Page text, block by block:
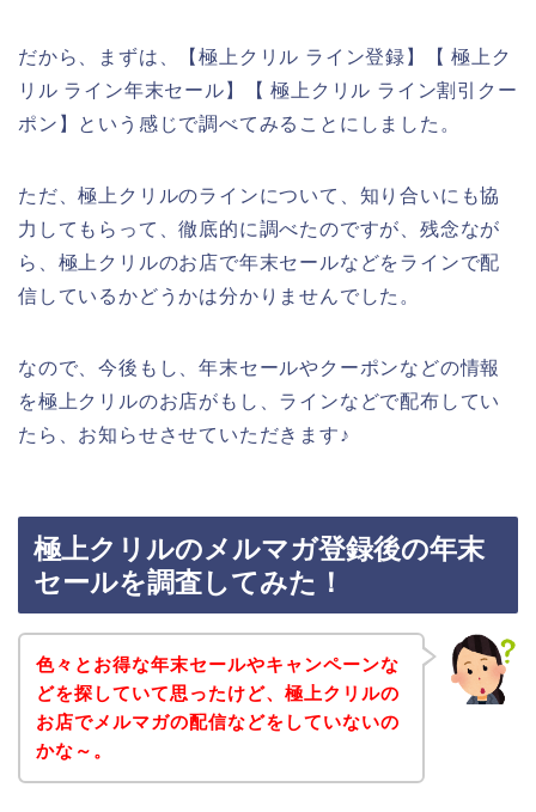
だから、まずは、【極上クリル ライン登録】【 極上ク
リル ライン年末セール】【 極上クリル ライン割引クー
ポン】という感じで調べてみることにしました。
ただ、極上クリルのラインについて、知り合いにも協
力してもらって、徹底的に調べたのですが、残念なが
ら、極上クリルのお店で年末セールなどをラインで配
信しているかどうかは分かりませんでした。
なので、今後もし、年末セールやクーポンなどの情報
を極上クリルのお店がもし、ラインなどで配布してい
たら、お知らせさせていただきます♪
極上クリルのメルマガ登録後の年末
セールを調査してみた！
色々とお得な年末セールやキャンペーンな
どを探していて思ったけど、極上クリルの
お店でメルマガの配信などをしていないの
かな～。